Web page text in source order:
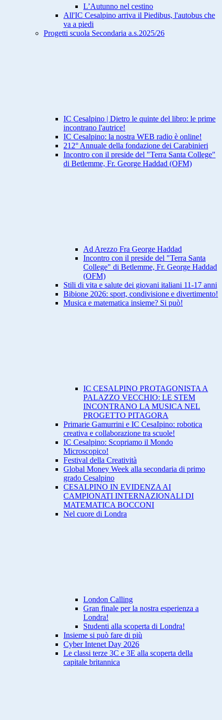
L’Autunno nel cestino
All'IC Cesalpino arriva il Piedibus, l'autobus che
va a piedi
Progetti scuola Secondaria a.s.2025/26
IC Cesalpino | Dietro le quinte del libro: le prime
incontrano l'autrice!
IC Cesalpino: la nostra WEB radio è online!
212° Annuale della fondazione dei Carabinieri
Incontro con il preside del "Terra Santa College"
di Betlemme, Fr. George Haddad (OFM)
Ad Arezzo Fra George Haddad
Incontro con il preside del "Terra Santa
College" di Betlemme, Fr. George Haddad
(OFM)
Stili di vita e salute dei giovani italiani 11-17 anni
Bibione 2026: sport, condivisione e divertimento!
Musica e matematica insieme? Si può!
IC CESALPINO PROTAGONISTA A
PALAZZO VECCHIO: LE STEM
INCONTRANO LA MUSICA NEL
PROGETTO PITAGORA
Primarie Gamurrini e IC CesaIpino: robotica
creativa e collaborazione tra scuole!
IC Cesalpino: Scopriamo il Mondo
Microscopico!
Festival della Creatività
Global Money Week alla secondaria di primo
grado Cesalpino
CESALPINO IN EVIDENZA AI
CAMPIONATI INTERNAZIONALI DI
MATEMATICA BOCCONI
Nel cuore di Londra
London Calling
Gran finale per la nostra esperienza a
Londra!
Studenti alla scoperta di Londra!
Insieme si può fare di più
Cyber Intenet Day 2026
Le classi terze 3C e 3E alla scoperta della
capitale britannica